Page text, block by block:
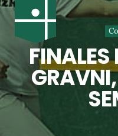
FINALES
GRAVNI,